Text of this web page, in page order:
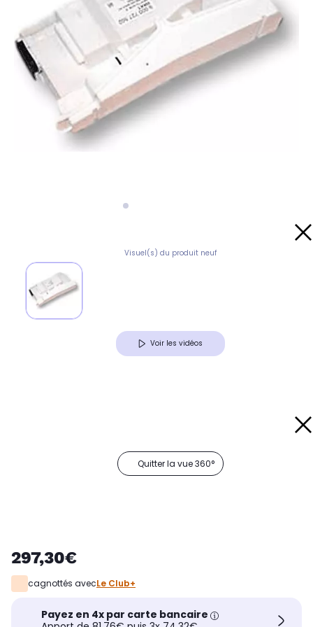
Visuel(s) du produit neuf
Voir les vidéos
Quitter la vue 360°
297,30€
cagnottés avecLe Club+
Payez en 4x par carte bancaire